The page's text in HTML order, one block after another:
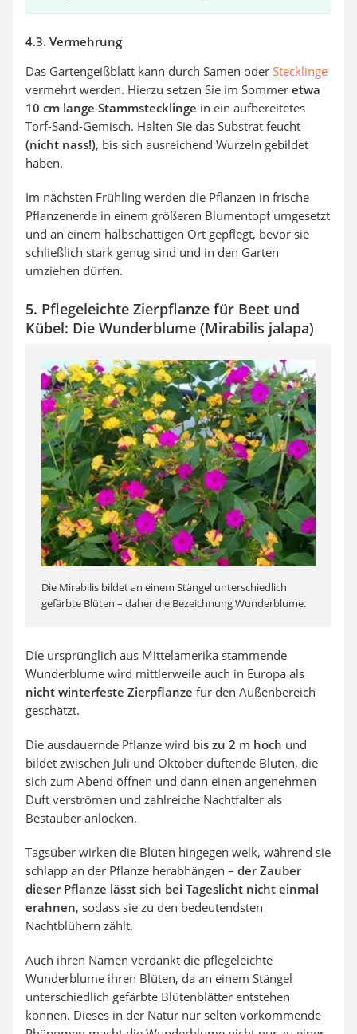
4.3. Vermehrung
Das Gartengeißblatt kann durch Samen oder Stecklinge
vermehrt werden. Hierzu setzen Sie im Sommer etwa
10 cm lange Stammstecklinge in ein aufbereitetes
Torf-Sand-Gemisch. Halten Sie das Substrat feucht
(nicht nass!), bis sich ausreichend Wurzeln gebildet
haben.
Im nächsten Frühling werden die Pflanzen in frische
Pflanzenerde in einem größeren Blumentopf umgesetzt
und an einem halbschattigen Ort gepflegt, bevor sie
schließlich stark genug sind und in den Garten
umziehen dürfen.
5. Pflegeleichte Zierpflanze für Beet und
Kübel: Die Wunderblume (Mirabilis jalapa)
Die Mirabilis bildet an einem Stängel unterschiedlich
gefärbte Blüten – daher die Bezeichnung Wunderblume.
Die ursprünglich aus Mittelamerika stammende
Wunderblume wird mittlerweile auch in Europa als
nicht winterfeste Zierpflanze für den Außenbereich
geschätzt.
Die ausdauernde Pflanze wird bis zu 2 m hoch und
bildet zwischen Juli und Oktober duftende Blüten, die
sich zum Abend öffnen und dann einen angenehmen
Duft verströmen und zahlreiche Nachtfalter als
Bestäuber anlocken.
Tagsüber wirken die Blüten hingegen welk, während sie
schlapp an der Pflanze herabhängen – der Zauber
dieser Pflanze lässt sich bei Tageslicht nicht einmal
erahnen, sodass sie zu den bedeutendsten
Nachtblühern zählt.
Auch ihren Namen verdankt die pflegeleichte
Wunderblume ihren Blüten, da an einem Stängel
unterschiedlich gefärbte Blütenblätter entstehen
können. Dieses in der Natur nur selten vorkommende